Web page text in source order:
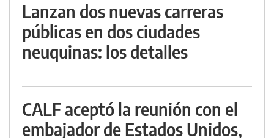
Lanzan dos nuevas carreras
públicas en dos ciudades
neuquinas: los detalles
CALF aceptó la reunión con el
embajador de Estados Unidos,